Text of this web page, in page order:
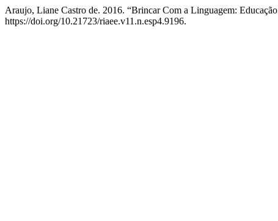
Araujo, Liane Castro de. 2016. “Brincar Com a Linguagem:
https://doi.org/10.21723/riaee.v11.n.esp4.9196.